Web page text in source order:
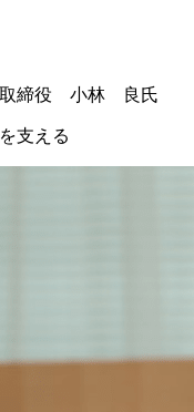
取締役 小林 良氏
支える